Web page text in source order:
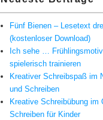
Fünf Bienen – Lesetext
(kostenloser Download)
Ich sehe …
spielerisch trainieren
Kreativer Schreibspaß im
und Schreiben
Kreative Schreibübung im
Schreiben für Kinder